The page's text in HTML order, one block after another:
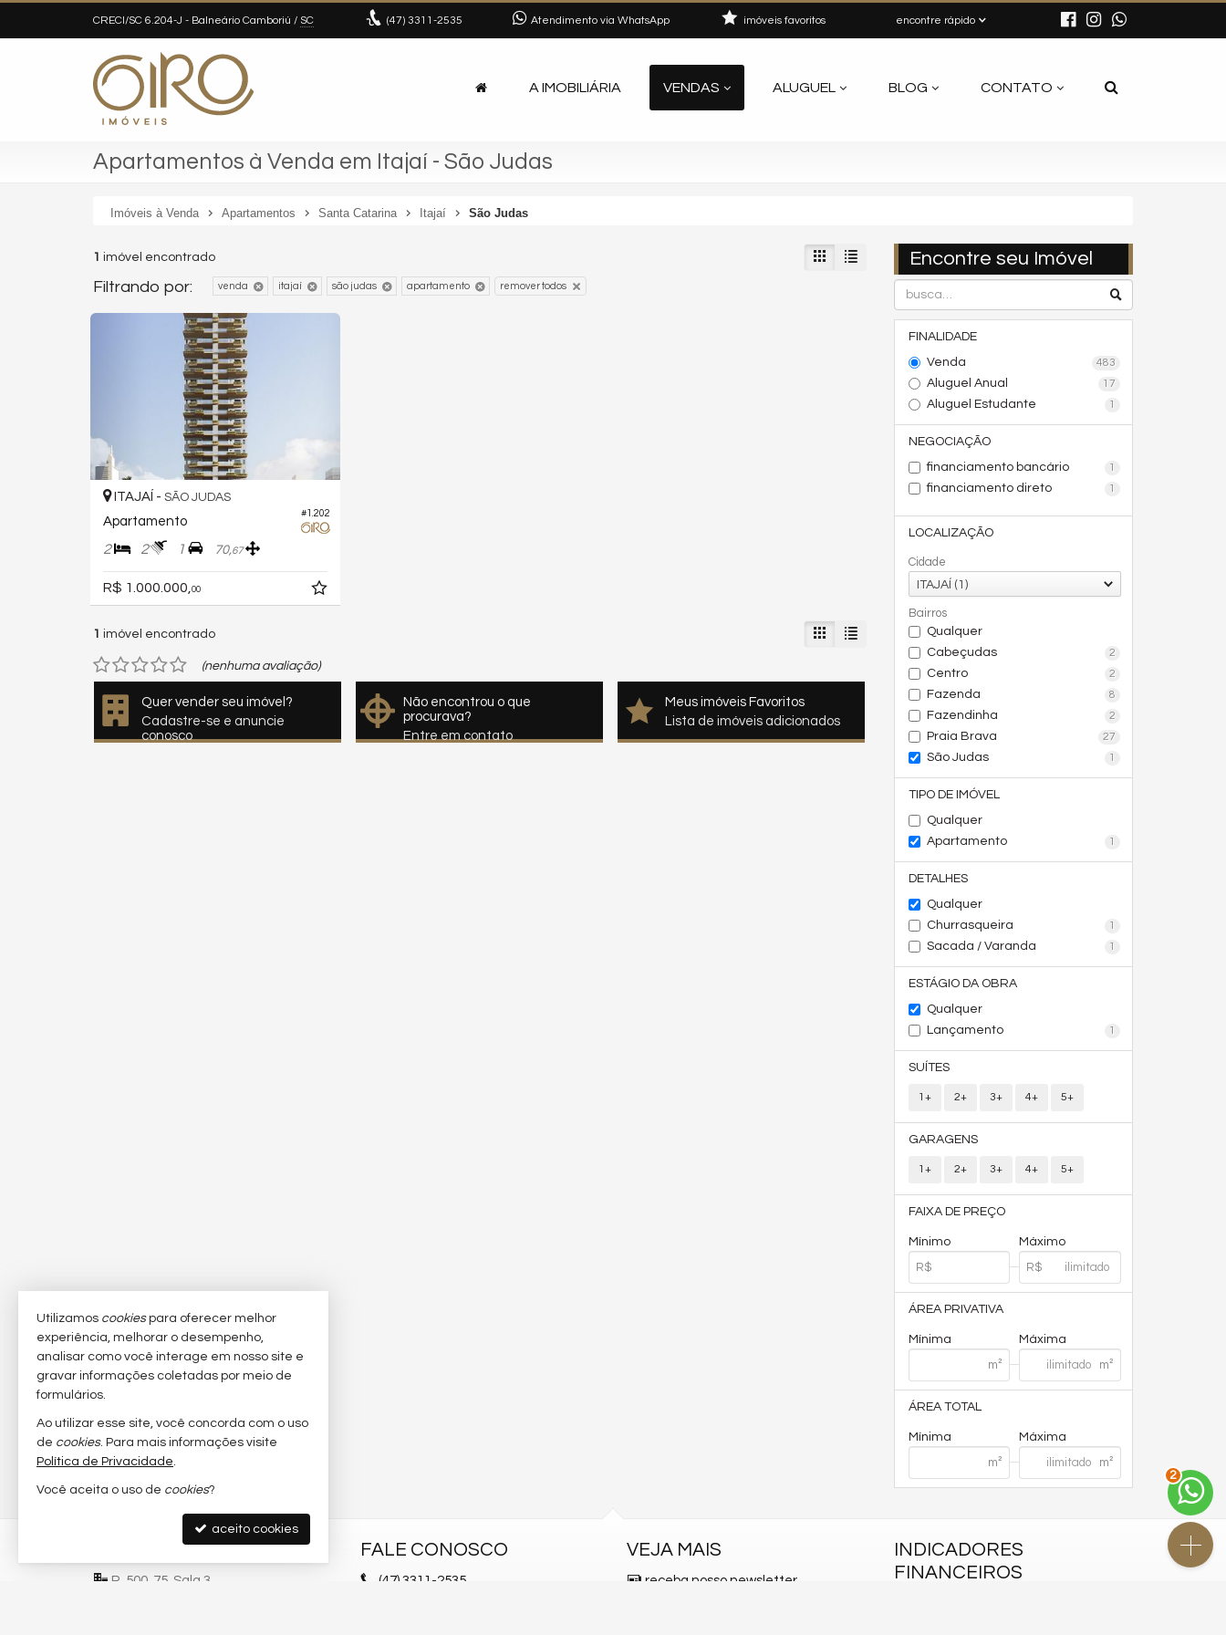
CRECI/SC 6.204-J - Balneário Camboriú / SC (47) 3311-2535 Atendimento via WhatsApp encontre rápido
imóveis favoritos
A IMOBILIÁRIA VENDAS ALUGUEL BLOG CONTATO
Apartamentos à Venda em Itajaí - São Judas
Imóveis à Venda Apartamentos Santa Catarina Itajaí São Judas
Encontre seu Imóvel
FINALIDADE
Venda
483
Aluguel Anual 17
Aluguel Estudante 1
NEGOCIAÇÃO
financiamento bancário
1
financiamento direto 1
LOCALIZAÇÃO
Cidade
ITAJAÍ (1)
Bairros
Qualquer
Cabeçudas
2
Centro 2
Fazenda 8
Fazendinha 2
Praia Brava 27
São Judas 1
TIPO DE IMÓVEL
Qualquer
Apartamento
1
DETALHES
Qualquer
Churrasqueira
1
Sacada / Varanda 1
ESTÁGIO DA OBRA
Qualquer
Lançamento
1
SUÍTES
1+ 2+ 3+ 4+ 5+
GARAGENS
1+ 2+ 3+ 4+ 5+
FAIXA DE PREÇO
Mínimo Máximo
ÁREA PRIVATIVA
Mínima Máxima
ÁREA TOTAL
Mínima Máxima
1 imóvel encontrado
Filtrando por: venda itajaí são judas apartamento remover todos
#1.202
ITAJAÍ - SÃO JUDAS
Apartamento
2 2 1 70,67
R$ 1.000.000, 00
1 imóvel encontrado
(nenhuma avaliação)
Quer vender seu imóvel?
Cadastre-se e anuncie
conosco
Não encontrou o que
procurava?
Entre em contato
Meus imóveis Favoritos
Lista de imóveis adicionados
GIRO IMÓVEIS
R. 500, 75, Sala 3
FALE CONOSCO
(47)3311-2535
VEJA MAIS
receba nosso newsletter
INDICADORES
FINANCEIROS
2
Utilizamos cookiespara oferecer melhor
experiência, melhorar o desempenho,
analisar como você interage em nosso site e
gravar informações coletadas por meio de
formulários.
Ao utilizar esse site, você concorda com o uso
de cookies. Para mais informações visite
Política de Privacidade.
Você aceita o uso de cookies?
aceito cookies